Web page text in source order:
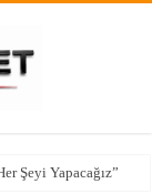
Şeyi Yapacağız”
alarm veriyor